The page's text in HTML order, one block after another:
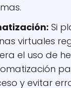
Si
virtuales
el uso de
y evitar